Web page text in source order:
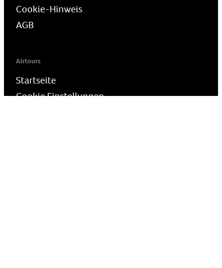
Cookie-Hinweis
AGB
Airtours
Startseite
Cookie Einstellungen